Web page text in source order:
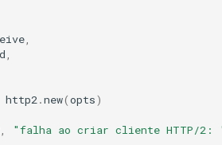
http2 .new(opts)
"falha ao criar cliente HTTP/2: